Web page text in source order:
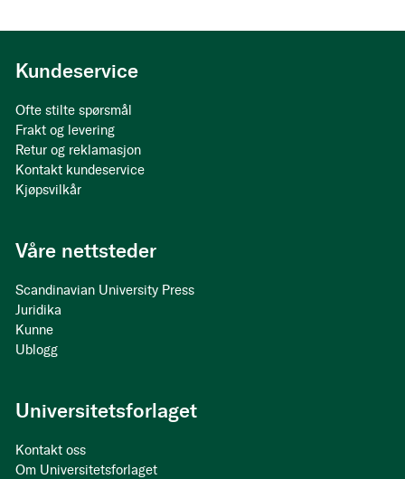
Kundeservice
Ofte stilte spørsmål
Frakt og levering
Retur og reklamasjon
Kontakt kundeservice
Kjøpsvilkår
Våre nettsteder
Scandinavian University Press
Juridika
Kunne
Ublogg
Universitetsforlaget
Kontakt oss
Om Universitetsforlaget